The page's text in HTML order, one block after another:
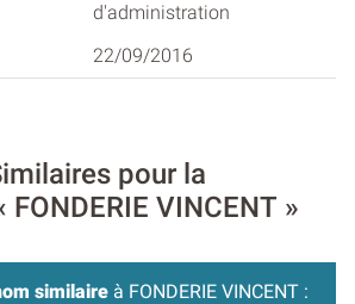
d'administration
22/09/2016
pour la
FONDERIE VINCENT »
similaire à FONDERIE VINCENT :